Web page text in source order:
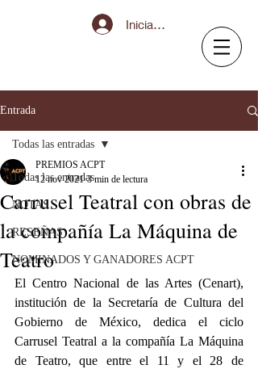
Iniciar sesión
Entrada
Todas las entradas
NOTAS
RESEÑAS
NOMINADOS Y GANADORES ACPT
Todas las entradas
Carrusel Teatral con obras de
la compañía La Máquina de
Teatro
PREMIOS ACPT
12 nov 2021 3 min de lectura
El Centro Nacional de las Artes (Cenart),
institución de la Secretaría de Cultura del
Gobierno de México, dedica el ciclo
Carrusel Teatral a la compañía La Máquina
de Teatro, que entre el 11 y el 28 de